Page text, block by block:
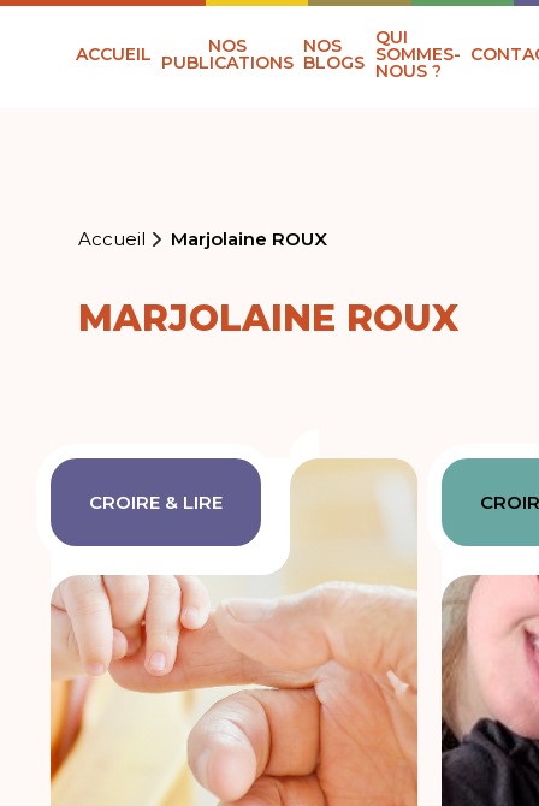
ACCUEIL NOS
PUBLICATIONS
NOS
BLOGS
QUI
SOMMES-
NOUS ?
Accueil Marjolaine ROUX
MARJOLAINE ROUX
CROIRE & LIRE